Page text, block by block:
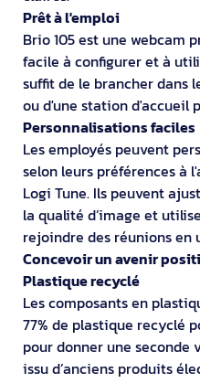
Prêt à l'emploi
Brio 105 est une webcam
facile à configurer et à
suffit de le brancher dans
ou d'une station d'accueil
Personnalisations faciles
Les employés peuvent
selon leurs préférences à
Logi Tune. Ils peuvent
la qualité d’image et
rejoindre des réunions en
Concevoir un avenir
Plastique recyclé
Les composants en
77% de plastique recyclé
pour donner une seconde
issu d’anciens produits